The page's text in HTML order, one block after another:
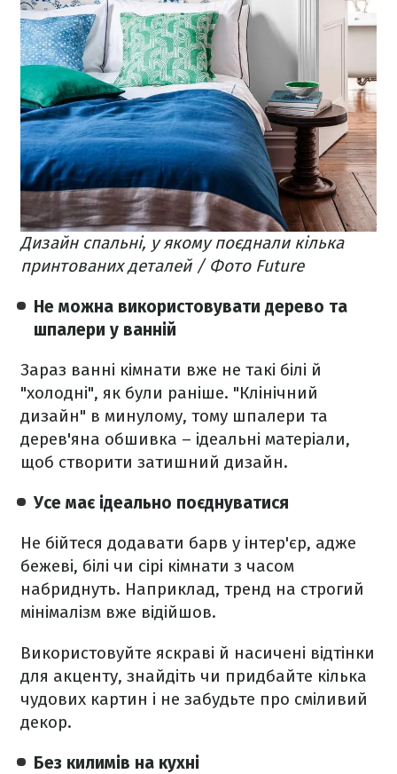
Дизайн спальні, у якому поєднали кілька
принтованих деталей / Фото Future
Не можна використовувати дерево та
шпалери у ванній
Зараз ванні кімнати вже не такі білі й
"холодні", як були раніше. "Клінічний
дизайн" в минулому, тому шпалери та
дерев'яна обшивка – ідеальні матеріали,
щоб створити затишний дизайн.
Усе має ідеально поєднуватися
Не бійтеся додавати барв у інтер'єр, адже
бежеві, білі чи сірі кімнати з часом
набриднуть. Наприклад, тренд на строгий
мінімалізм вже відійшов.
Використовуйте яскраві й насичені відтінки
для акценту, знайдіть чи придбайте кілька
чудових картин і не забудьте про сміливий
декор.
Без килимів на кухні